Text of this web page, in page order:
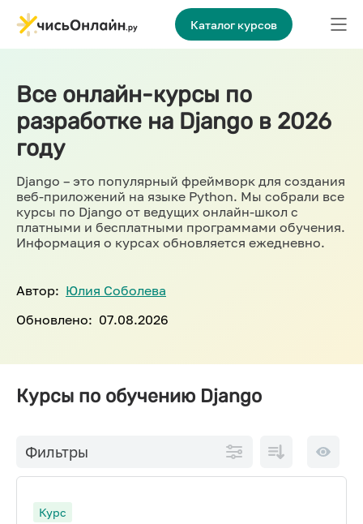
Каталог курсов
Все онлайн-курсы по
разработке на Django в 2026
году
Django – это популярный фреймворк для создания
веб-приложений на языке Python. Мы собрали все
курсы по Django от ведущих онлайн-школ с
платными и бесплатными программами обучения.
Информация о курсах обновляется ежедневно.
Автор: Юлия Соболева
Обновлено: 07.08.2026
Курсы по обучению Django
Фильтры
возрастанию
10 на
Курс